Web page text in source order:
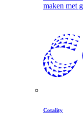
maken met
Cotality